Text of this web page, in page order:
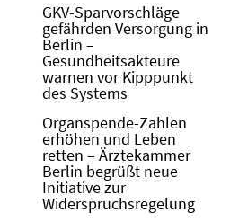
GKV-Sparvorschläge
gefährden Versorgung in
Berlin –
Gesundheitsakteure
warnen vor Kipppunkt
des Systems
Organspende-Zahlen
erhöhen und Leben
retten – Ärztekammer
Berlin begrüßt neue
Initiative zur
Widerspruchsregelung